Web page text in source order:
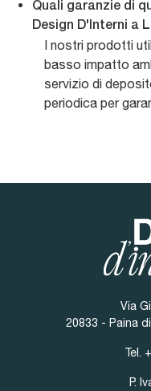
Quali garanzie di
Design D'Interni a
I nostri prodotti
basso impatto
servizio di
periodica per
Via
20833 - Paina
Tel.
P.